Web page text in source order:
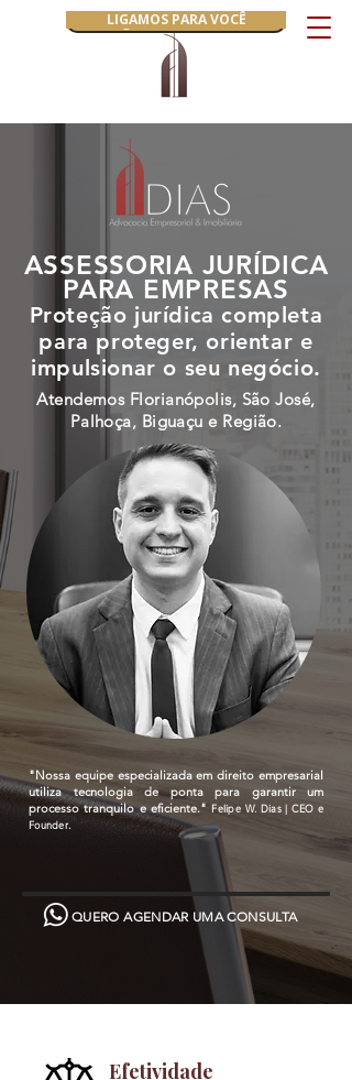
Agendar Consulta
LIGAMOS PARA VOCÊ
ASSESSORIA JURÍDICA
PARA EMPRESAS
Proteção jurídica completa
para proteger, orientar e
impulsionar o seu negócio.
Atendemos Florianópolis, São José,
Palhoça, Biguaçu e Região.
"Nossa equipe especializada em direito empresarial
utiliza tecnologia de ponta para garantir um
processo tranquilo e eficiente." Felipe W. Dias | CEO e
Founder.
QUERO AGENDAR UMA CONSULTA
Efetividade